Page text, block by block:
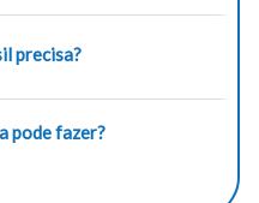
precisa?
pode fazer?